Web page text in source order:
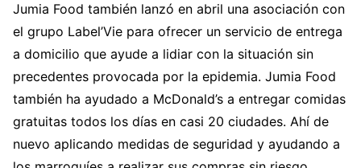
Jumia Food también lanzó en abril una asociación con
el grupo Label’Vie para ofrecer un servicio de entrega
a domicilio que ayude a lidiar con la situación sin
precedentes provocada por la epidemia. Jumia Food
también ha ayudado a McDonald’s a entregar comidas
gratuitas todos los días en casi 20 ciudades. Ahí de
nuevo aplicando medidas de seguridad y ayudando a